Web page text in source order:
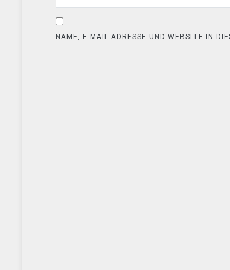
NAME, E-MAIL-ADRESSE UND WEBSITE IN